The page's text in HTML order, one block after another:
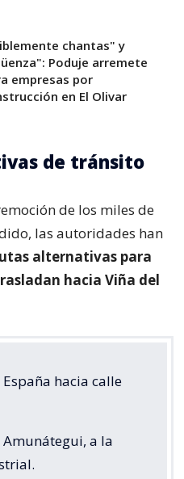
chantas" y
Poduje arremete
empresas por
en El Olivar
de tránsito
de los miles de
las autoridades han
alternativas para
hacia Viña del
hacia calle
a la